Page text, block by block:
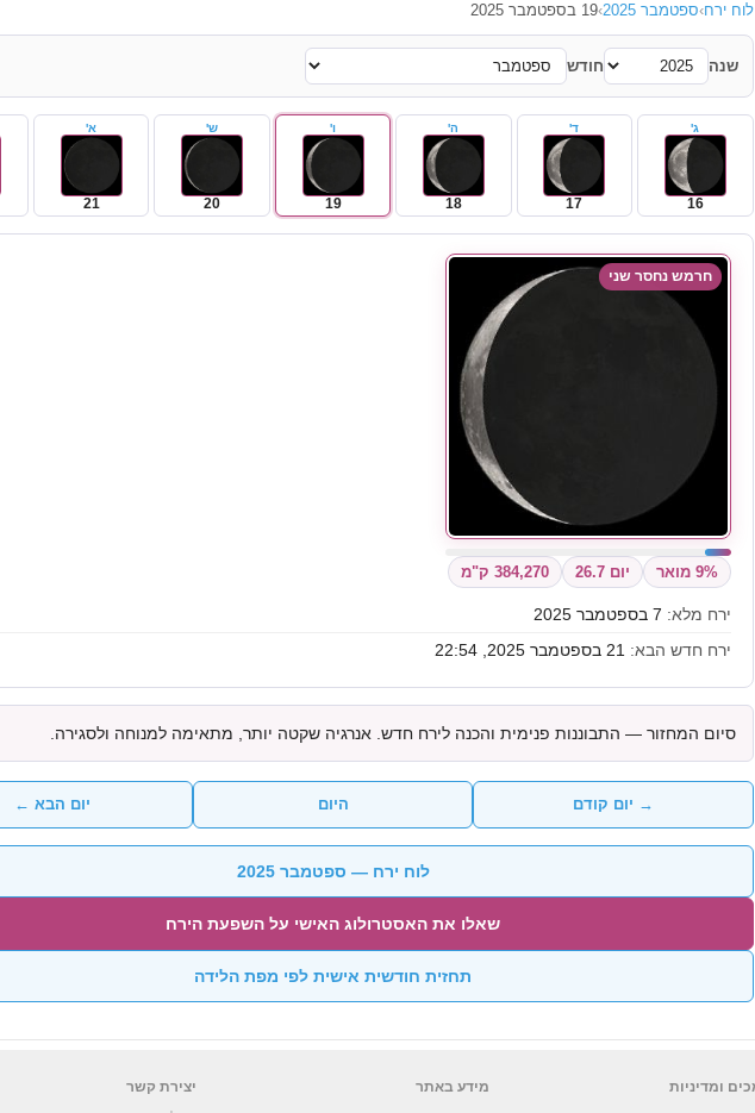
לוח ירח›ספטמבר 2025 ›19 בספטמבר 2025
שנה חודש
ג'
16
ד'
17
ה'
18
ו'
19
ש'
20
א'
21
חרמש נחסר שני
9% מואר יום 26.7 384,270 ק"מ
ירח מלא:
ירח חדש הבא:
סיום המחזור — התבוננות פנימית והכנה לירח חדש. אנרגיה שקטה יותר, מתאימה למנוחה ולסגירה.
→ יום קודם היום יום הבא ←
לוח ירח — ספטמבר 2025
שאלו את האסטרולוג האישי על השפעת הירח
תחזית חודשית אישית לפי מפת הלידה
ומדיניות
מידע באתר
יצירת קשר